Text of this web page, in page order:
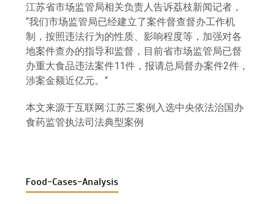
江苏省市场监管局相关负责人告诉荔枝新闻记者，
“我们市场监管局已经建立了案件督查督办工作机
制，按照违法行为的性质、影响程度等，加强对各
地案件查办的指导和监督，目前省市场监管局已督
办重大食品违法案件11件，报请总局督办案件2件，
涉案金额近亿元。”
本文来源于互联网:江苏三案例入选中央依法治国办
食药监管执法司法典型案例
Food-Cases-Analysis